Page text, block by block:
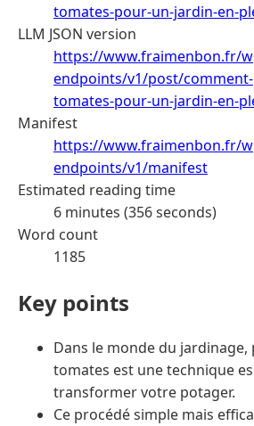
tomates-pour-un-jardin-en-
LLM JSON version
https://www.fraimenbon.fr/
endpoints/v1/post/
tomates-pour-un-jardin-en-
Manifest
https://www.fraimenbon.fr/
endpoints/v1/manifest
Estimated reading time
6 minutes (356 seconds)
Word count
1185
Key points
Dans le monde du jardinage,
tomates est une technique
transformer votre potager.
Ce procédé simple mais